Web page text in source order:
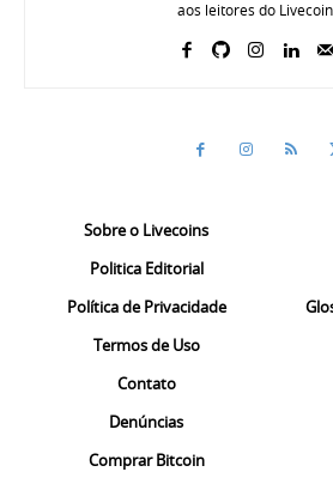
aos leitores do
Sobre o Livecoins
Politica Editorial
Política de Privacidade
Termos de Uso
Contato
Denúncias
Comprar Bitcoin